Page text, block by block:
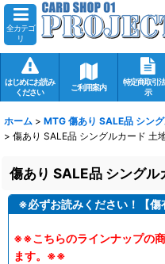
全カテゴ
リ
はじめにお読み
ください
ご利用案内
特定商取引
示
ホーム > MTG 傷あり SALE品 シン
> 傷あり SALE品 シングルカード 土
傷あり SALE品 シングル
※必ずお読みください！【傷
※※こちらのラインナップの
ます。※※